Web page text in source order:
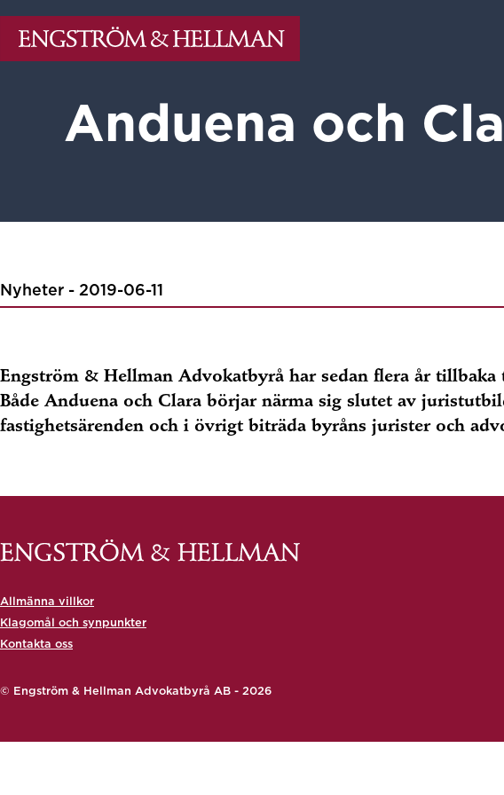
Anduena och
Nyheter - 2019-06-11
Engström & Hellman Advokatbyrå har sedan flera år
Både Anduena och Clara börjar närma sig slutet av
fastighetsärenden och i övrigt biträda byråns jurister och
Allmänna villkor
Klagomål och synpunkter
Kontakta oss
© Engström & Hellman Advokatbyrå AB - 2026